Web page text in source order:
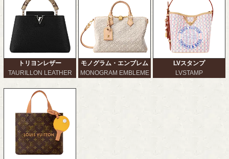
トリヨンレザー
TAURILLON LEATHER
モノグラム・エンブレム
MONOGRAM EMBLEME
LVスタンプ
LVSTAMP